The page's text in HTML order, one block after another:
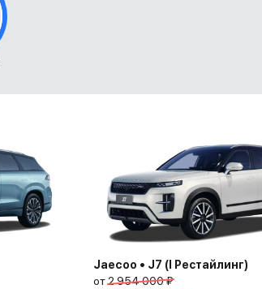
Jaecoo • J7 (I Рестайлинг)
от2 954 000 ₽